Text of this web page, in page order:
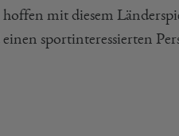
mit diesem
sportinteressierten